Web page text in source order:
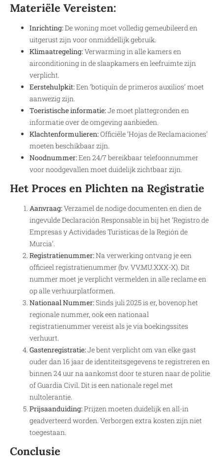
Materiële Vereisten:
Inrichting:De woning moet volledig gemeubileerd en
uitgerust zijn voor onmiddellijk gebruik.
Klimaatregeling:Verwarming in alle kamers en
airconditioning in de slaapkamers en leefruimte zijn
verplicht.
Eerstehulpkit:Een ‘botiquín de primeros auxilios’ moet
aanwezig zijn.
Toeristische informatie:Je moet plattegronden en
informatie over de omgeving aanbieden.
Klachtenformulieren:Officiële ‘Hojas de Reclamaciones’
moeten beschikbaar zijn.
Noodnummer:Een 24/7 bereikbaar telefoonnummer
voor noodgevallen moet duidelijk zichtbaar zijn.
Het Proces en Plichten na Registratie
Aanvraag:Verzamel de nodige documenten en dien de
ingevulde Declaración Responsable in bij het ‘Registro de
Empresas y Actividades Turísticas de la Región de
Murcia’.
Registratienummer:Na verwerking ontvang je een
officieel registratienummer (bv. VV.MU.XXX-X). Dit
nummer moet je verplicht vermelden in alle reclame en
op alle verhuurplatformen.
Nationaal Nummer:Sinds juli 2025 is er, bovenop het
regionale nummer, ook een nationaal
registratienummer vereist als je via boekingssites
verhuurt.
Gastenregistratie:Je bent verplicht om van elke gast
ouder dan 16 jaar de identiteitsgegevens te registreren en
binnen 24 uur na aankomst door te sturen naar de politie
of Guardia Civil. Dit is een nationale regel met
nultolerantie.
Prijsaanduiding:Prijzen moeten duidelijk en all-in
geadverteerd worden. Verborgen extra kosten zijn niet
toegestaan.
Conclusie